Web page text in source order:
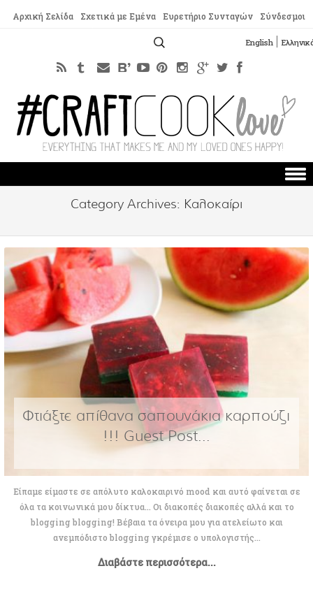
Αρχική Σελίδα Σχετικά με Εμένα Ευρετήριο Συνταγών Σύνδεσμοι
Αναζήτηση
English
Category Archives: Καλοκαίρι
Φτιάξτε απίθανα σαπουνάκια καρπούζι
!!! Guest Post...
Είπαμε είμαστε σε απόλυτο καλοκαιρινό mood και αυτό φαίνεται σε
όλα τα κοινωνικά μου δίκτυα... Οι διακοπές διακοπές αλλά και το
blogging blogging! Βέβαια τα όνειρα μου για ατελείωτο και
ανεμπόδιστο blogging γκρέμισε ο υπολογιστής...
Διαβάστε περισσότερα...